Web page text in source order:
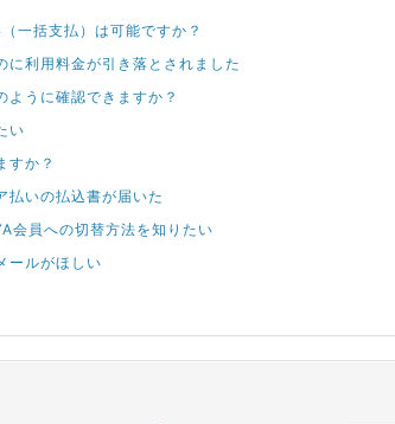
一括支払）は可能ですか？
に利用料金が引き落とされました
ように確認できますか？
い
すか？
払いの払込書が届いた
会員への切替方法を知りたい
ールがほしい